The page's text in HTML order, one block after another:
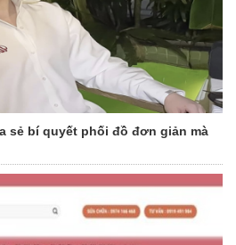
sẻ bí quyết phối đồ đơn giản mà